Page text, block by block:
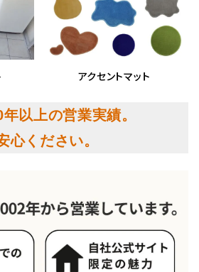
アクセントマット
以上の営業実績。
心ください。